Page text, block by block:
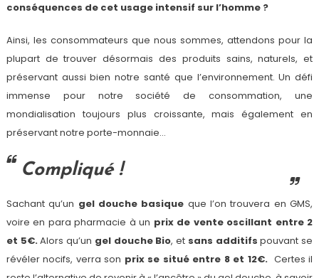
conséquences de cet usage intensif sur l’homme ?
Ainsi, les consommateurs que nous sommes, attendons pour la
plupart de trouver désormais des produits sains, naturels, et
préservant aussi bien notre santé que l’environnement. Un défi
immense pour notre société de consommation, une
mondialisation toujours plus croissante, mais également en
préservant notre porte-monnaie…
Compliqué !
Sachant qu’un gel douche basique que l’on trouvera en GMS,
voire en para pharmacie à un prix de vente oscillant entre 2
et 5€.Alors qu’un gel douche Bio, et sans additifs pouvant se
révéler nocifs, verra son prix se situé entre 8 et 12€. Certes il